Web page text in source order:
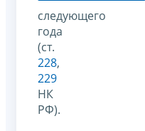
следующего
года
(ст.
228,
229
НК
РФ).